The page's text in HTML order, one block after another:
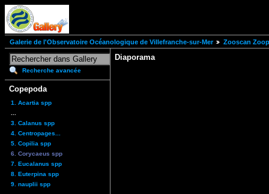
Galerie de l'Observatoire Océanologique de Villefranche-sur-Mer Zooscan
Recherche avancée
Copepoda
1. Acartia spp
3. Calanus spp
4. Centropages...
5. Copilia spp
6. Corycaeus spp
7. Eucalanus spp
8. Euterpina spp
9. nauplii spp
Diaporama